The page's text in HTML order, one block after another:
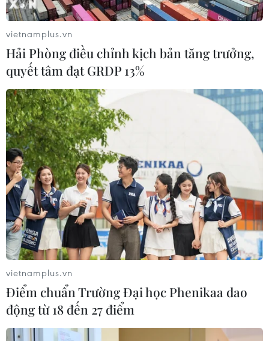
Công tác chuẩn bị Hội nghị thượng đỉnh
Normandy về Ukraine gặp khó
22/10/2019 13:02
Đại diện Nga nói rằng hiện không có thời hạn cụ thể
nào cho hội nghị thượng đỉnh và không thể có vì hiện
công tác chuẩn bị không thể tiến hành do một bên
thường xuyên thay đổi các đòi hỏi.
vietnamplus.vn
Hải Phòng điều chỉnh kịch bản tăng trưởng,
quyết tâm đạt GRDP 13%
vietnamplus.vn
Điểm chuẩn Trường Đại học Phenikaa dao
động từ 18 đến 27 điểm